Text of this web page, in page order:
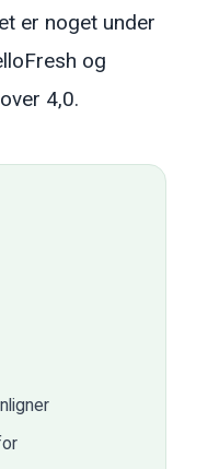
er noget under
og
4,0.